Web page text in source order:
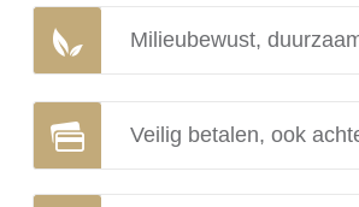
Milieubewust,
Veilig betalen, ook